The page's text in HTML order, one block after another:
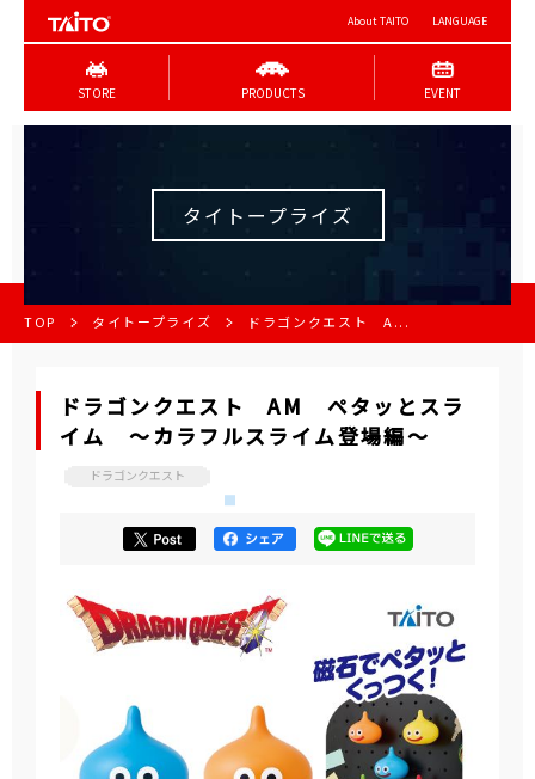
About TAITO LANGUAGE
STORE PRODUCTS EVENT
タイトープライズ
TOP タイトープライズ ドラゴンクエスト A...
ドラゴンクエスト AM ペタッとスラ
イム ～カラフルスライム登場編～
ドラゴンクエスト